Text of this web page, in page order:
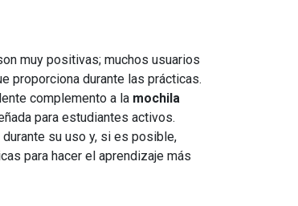
muy positivas; muchos usuarios
proporciona durante las prácticas.
complemento a la mochila
para estudiantes activos.
su uso y, si es posible,
para hacer el aprendizaje más